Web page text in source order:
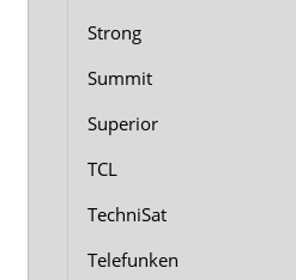
Strong
Summit
Superior
TCL
TechniSat
Telefunken